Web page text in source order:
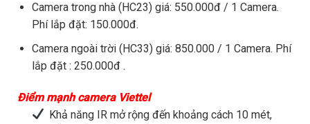
Camera trong nhà (HC23) giá: 550.000đ / 1 Camera.
Phí lắp đặt: 150.000đ.
Camera ngoài trời (HC33) giá: 850.000 / 1 Camera. Phí
lắp đặt : 250.000đ .
Điểm mạnh camera Viettel
Khả năng IR mở rộng đến khoảng cách 10 mét,